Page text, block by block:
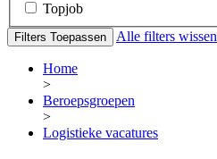
Topjob
Filters Toepassen Alle filters wissen
Home
>
Beroepsgroepen
>
Logistieke vacatures